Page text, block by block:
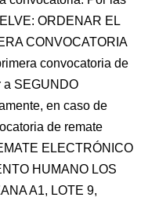
ORDENAR EL
CONVOCATORIA
convocatoria de
a SEGUNDO
en caso de
de remate
ELECTRÓNICO
HUMANO LOS
A1, LOTE 9,